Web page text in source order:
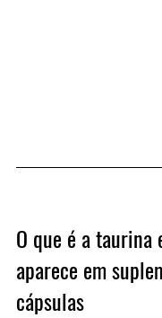
O que é a taurina
aparece em
cápsulas